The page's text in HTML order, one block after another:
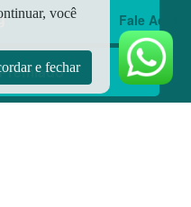
Fale Aqui
você
e fechar